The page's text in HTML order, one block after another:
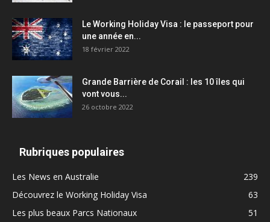
Le Working Holiday Visa : le passeport pour
une année en...
18 février 2022
Grande Barrière de Corail : les 10 îles qui
vont vous...
26 octobre 2022
Rubriques populaires
Les News en Australie
239
Découvrez le Working Holiday Visa
63
Les plus beaux Parcs Nationaux
51